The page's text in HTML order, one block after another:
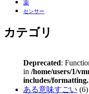
薬
センサー
カテゴリ
Deprecated:
in /home/users/1/
includes/
ある意味すごい (6)